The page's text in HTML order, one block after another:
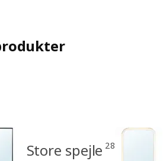
Store spejle 28